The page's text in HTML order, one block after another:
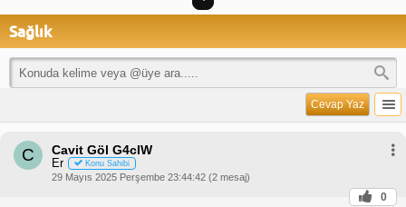
Sağlık
Cevap Yaz
C Cavit Göl G4cIW
Er Konu Sahibi
29 Mayıs 2025 Perşembe 23:44:42 (2 mesaj)
0